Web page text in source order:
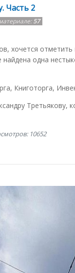
Часть 2
57
хочется
одна
Книготорга,
10652